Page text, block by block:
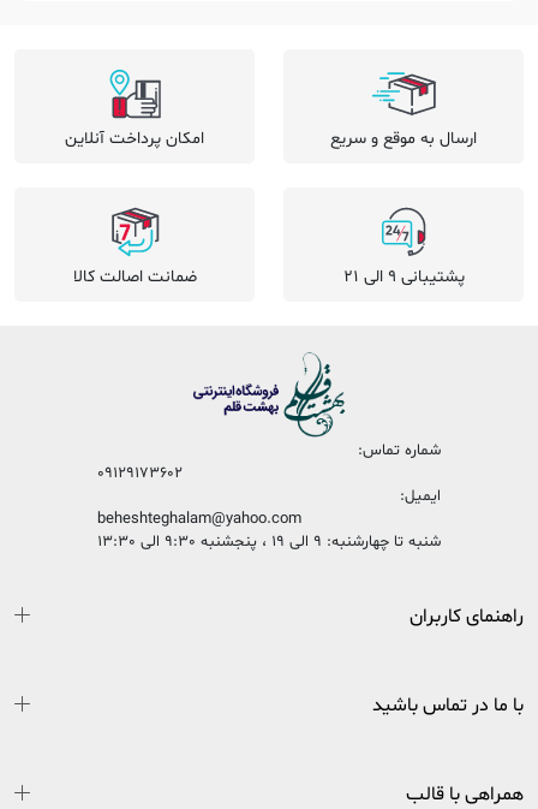
ارسال به موقع و سریع امکان پرداخت آنلاین
پشتیبانی 9 الی 21 ضمانت اصالت کالا
شماره تماس:
09129173602
ایمیل:
beheshteghalam@yahoo.com
شنبه تا چهارشنبه: 9 الی 19 ، پنجشنبه 9:30 الی 13:30
راهنمای کاربران
با ما در تماس باشید
همراهی با قالب